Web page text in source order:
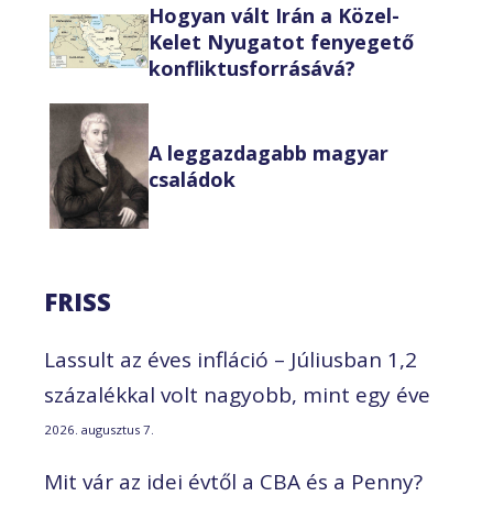
Hogyan vált Irán a Közel-
Kelet Nyugatot fenyegető
konfliktusforrásává?
A leggazdagabb magyar
családok
FRISS
Lassult az éves infláció – Júliusban 1,2
százalékkal volt nagyobb, mint egy éve
2026. augusztus 7.
Mit vár az idei évtől a CBA és a Penny?